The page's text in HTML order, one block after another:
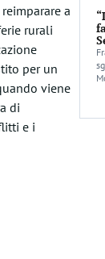
a
rurali
per un
viene
di
e i